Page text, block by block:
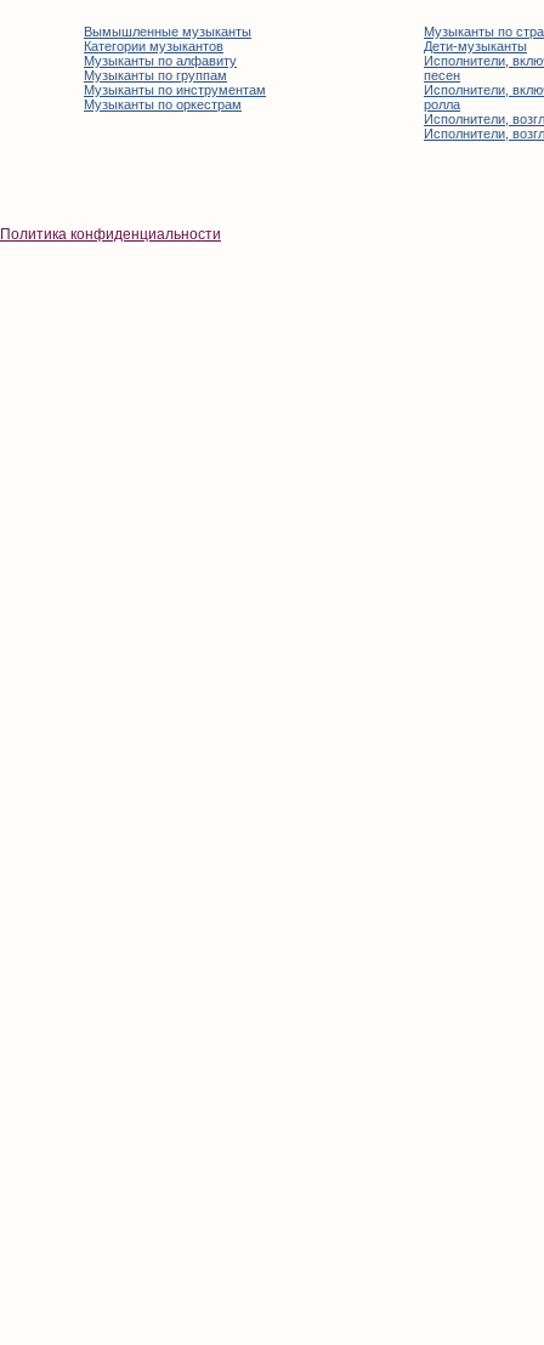
Вымышленные музыканты
Категории музыкантов
Музыканты по алфавиту
Музыканты по группам
Музыканты по инструментам
Музыканты по оркестрам
Музыканты по
Дети-музыканты
Исполнители,
песен
Исполнители,
ролла
Исполнители,
Исполнители,
Политика конфиденциальности